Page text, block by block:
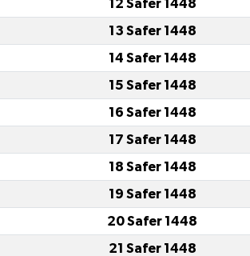
12 Safer 1448
13 Safer 1448
14 Safer 1448
15 Safer 1448
16 Safer 1448
17 Safer 1448
18 Safer 1448
19 Safer 1448
20 Safer 1448
21 Safer 1448